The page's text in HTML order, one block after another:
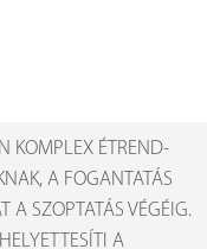
KOMPLEX ÉTREND-
A FOGANTATÁS
A SZOPTATÁS VÉGÉIG.
A